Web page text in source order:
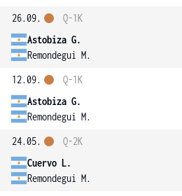
26.09.
Astobiza G.
Remondegui M.
Q-1K
12.09.
Astobiza G.
Remondegui M.
Q-1K
24.05.
Cuervo L.
Remondegui M.
Q-2K